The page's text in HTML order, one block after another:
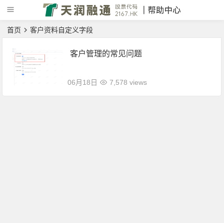
首页 客户资料自定义字段
客户管理的常见问题
06月18日 7,578 views